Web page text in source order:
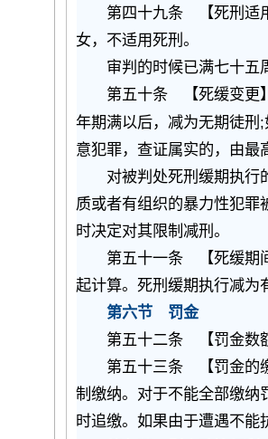
第四十九条 【死刑适用
女，不适用死刑。
审判的时候已满七十五周
第五十条 【死缓变更】
年期满以后，减为无期徒刑 ;
意犯罪，查证属实的，由最
对被判处死刑缓期执行的
质或者有组织的暴力性犯罪
时决定对其限制减刑。
第五十一条 【死缓期间
起计算。死刑缓期执行减为
第六节 罚金
第五十二条 【罚金数
第五十三条 【罚金的缴
制缴纳。对于不能全部缴纳
时追缴。如果由于遭遇不能